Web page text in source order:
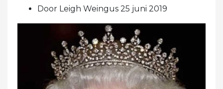
Door Leigh Weingus 25 juni 2019